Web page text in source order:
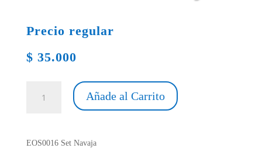
Precio regular
$ 35.000
Añade al Carrito
EOS0016 Set Navaja